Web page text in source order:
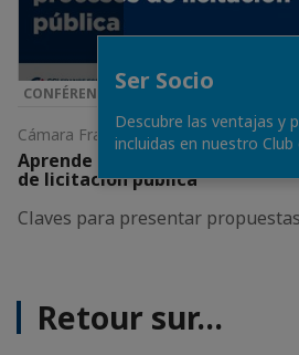
CONFÉRENCE & SÉMINAIRE
Cámara Francesa • Barcelona
Aprende a preparar ofertas
de licitación pública
Claves para presentar
Retour sur...
Ser Socio
Descubre las ventajas y
incluidas en nuestro Club